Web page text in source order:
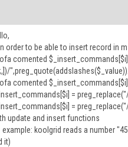
order to be able to insert record in
comented
comented
=
=
update and insert functions
example: koolgrid reads a number
it)